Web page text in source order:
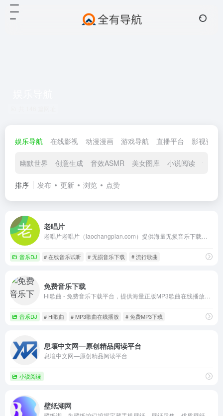
娱乐导航 在线影视 动漫漫画 游戏导航 直播平台 影视资源
幽默世界 创意生成 音效ASMR 美女图库 小说阅读 音乐
排序 发布 更新 浏览 点赞
老唱片
音乐DJ # 在线音乐试听 # 无损音乐下载 # 流行歌曲
免费音乐下载
音乐DJ # Hi歌曲 # MP3歌曲在线播放 # 免费MP3下载
息壤中文网—原创精品阅读平台
息壤中文网—原创精品阅读平台
小说阅读
壁纸湖网